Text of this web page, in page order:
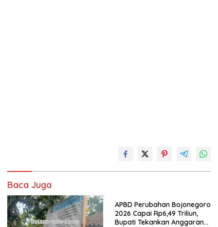
Baca Juga
APBD Perubahan Bojonegoro
2026 Capai Rp6,49 Triliun,
Bupati Tekankan Anggaran